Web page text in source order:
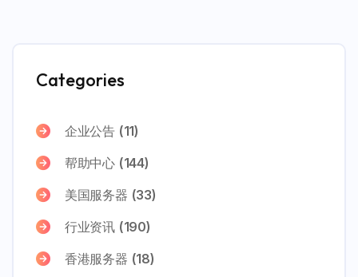
Categories
企业公告 (11)
帮助中心 (144)
美国服务器 (33)
行业资讯 (190)
香港服务器 (18)